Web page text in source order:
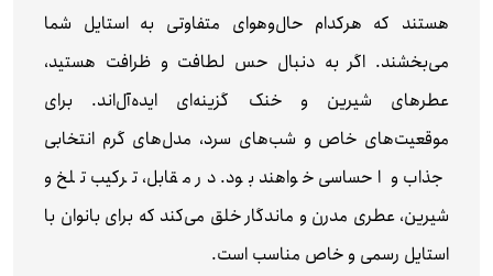
هستند که هرکدام حال‌و‌هوای متفاوتی به استایل شما
می‌بخشند. اگر به دنبال حس لطافت و ظرافت هستید،
عطرهای شیرین و خنک گزینه‌ای ایده‌آل‌اند. برای
موقعیت‌های خاص و شب‌های سرد، مدل‌های گرم انتخابی
جذاب و احساسی خواهند بود. در مقابل، ترکیب تلخ و
شیرین، عطری مدرن و ماندگار خلق می‌کند که برای بانوان با
استایل رسمی و خاص مناسب است.